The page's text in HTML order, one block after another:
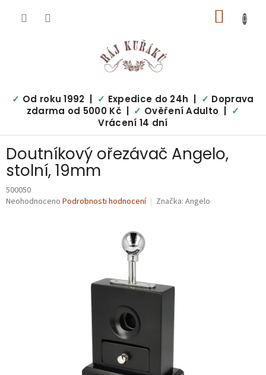
KOŠÍK
✓ Od roku 1992 | ✓ Expedice do 24h | ✓ Doprava
zdarma od 5000 Kč | ✓ Ověření Adulto |
✓
Vrácení 14 dní
Doutníkový ořezávač Angelo,
stolní, 19mm
500050
Průměrné
Neohodnoceno Podrobnosti hodnocení Značka: Angelo